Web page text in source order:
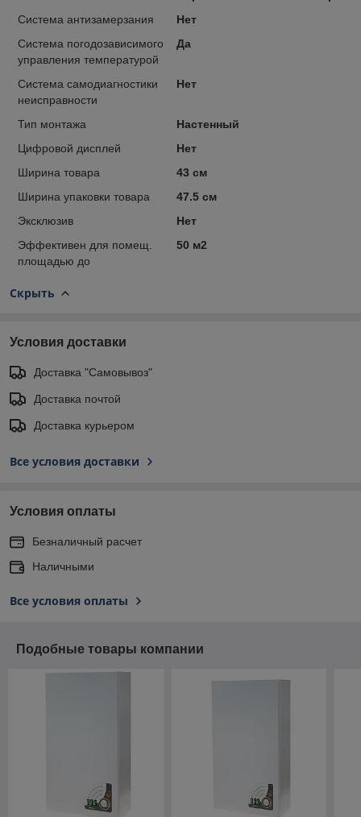
Система антизамерзания
Нет
Система погодозависимого
управления температурой
Да
Система самодиагностики
неисправности
Нет
Тип монтажа
Настенный
Цифровой дисплей
Нет
Ширина товара
43 см
Ширина упаковки товара
47.5 см
Эксклюзив
Нет
Эффективен для помещ.
площадью до
50 м2
Скрыть
Условия доставки
Доставка "Самовывоз"
Доставка почтой
Доставка курьером
Все условия доставки
Условия оплаты
Безналичный расчет
Наличными
Все условия оплаты
Подобные товары компании